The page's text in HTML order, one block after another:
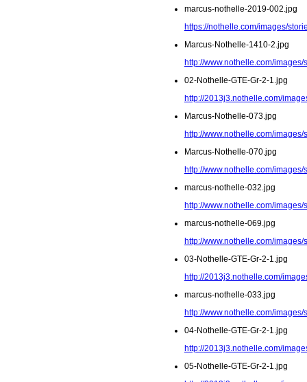
marcus-nothelle-2019-002.jpg
https://nothelle.com/images/
Marcus-Nothelle-1410-2.jpg
http://www.nothelle.com/
02-Nothelle-GTE-Gr-2-1.jpg
http://2013j3.nothelle.com/
Marcus-Nothelle-073.jpg
http://www.nothelle.com/
Marcus-Nothelle-070.jpg
http://www.nothelle.com/
marcus-nothelle-032.jpg
http://www.nothelle.com/
marcus-nothelle-069.jpg
http://www.nothelle.com/
03-Nothelle-GTE-Gr-2-1.jpg
http://2013j3.nothelle.com/
marcus-nothelle-033.jpg
http://www.nothelle.com/
04-Nothelle-GTE-Gr-2-1.jpg
http://2013j3.nothelle.com/
05-Nothelle-GTE-Gr-2-1.jpg